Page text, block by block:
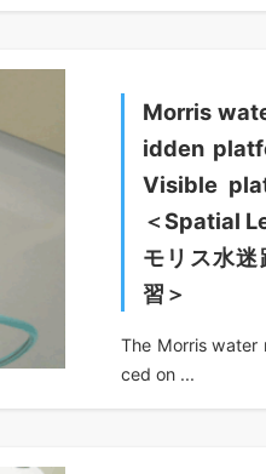
Morris
idden
Visible
＜Spatial
モリス水
習＞
The Morris water
ced on ...